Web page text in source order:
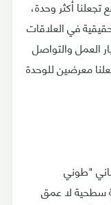
تجعلنا أكثر وحدة،
في العلاقات
العمل والتواصل
معرضين للوحدة
"طوني
سطحية لا عمق